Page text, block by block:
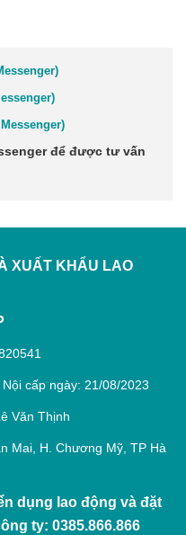
ssenger)
để được tư vấn
XUẤT KHẨU LAO
cấp ngày: 21/08/2023
Văn Thịnh
Mai, H. Chương Mỹ, TP Hà
dụng lao động và đặt
ty: 0385.866.866